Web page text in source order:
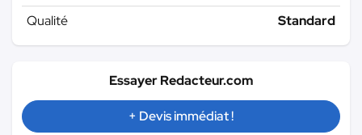
Qualité
Standard
Essayer Redacteur.com
+ Devis immédiat !